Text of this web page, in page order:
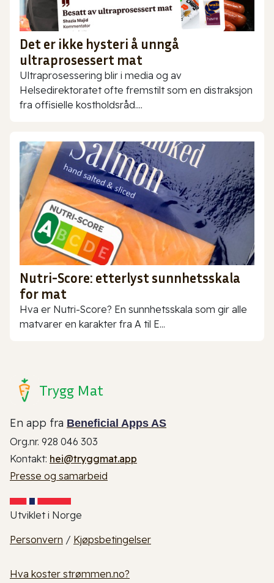
Det er ikke hysteri å unngå
ultraprosessert mat
Ultraprosessering blir i media og av
Helsedirektoratet ofte fremstilt som en distraksjon
fra offisielle kostholdsråd....
Nutri-Score: etterlyst sunnhetsskala
for mat
Hva er Nutri-Score? En sunnhetsskala som gir alle
matvarer en karakter fra A til E...
Trygg Mat
En app fra Beneficial Apps AS
Org.nr. 928 046 303
Kontakt: hei@tryggmat.app
Presse og samarbeid
Utviklet i Norge
Personvern / Kjøpsbetingelser
Hva koster strømmen.no?